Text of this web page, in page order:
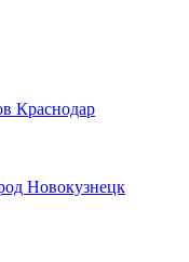
Краснодар
Новокузнецк